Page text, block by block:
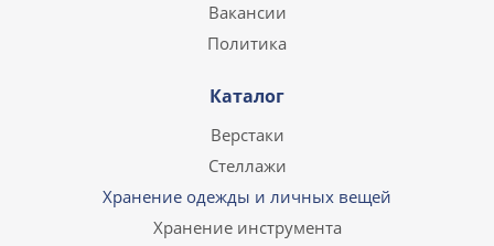
Вакансии
Политика
Каталог
Верстаки
Стеллажи
Хранение одежды и личных вещей
Хранение инструмента